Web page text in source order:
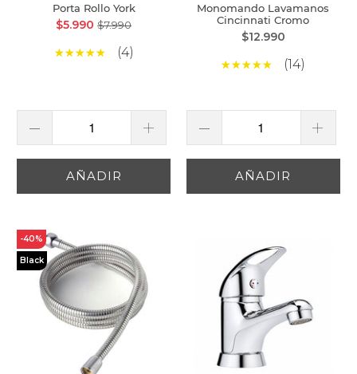
Porta Rollo York
$5.990$7.990
(4)
AÑADIR
Monomando Lavamanos
Cincinnati Cromo
$12.990
(14)
AÑADIR
-40%
Black